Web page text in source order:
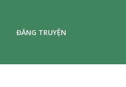
ĐĂNG TRUYỆN